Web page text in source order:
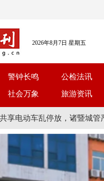
2026年8月7日 星期五
警钟长鸣 公检法讯
社会万象 旅游资讯
车乱停放，诸暨城管严管重